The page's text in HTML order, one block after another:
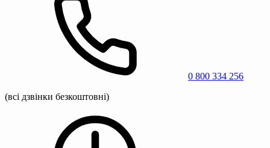
0 800 334 256
(всі дзвінки безкоштовні)